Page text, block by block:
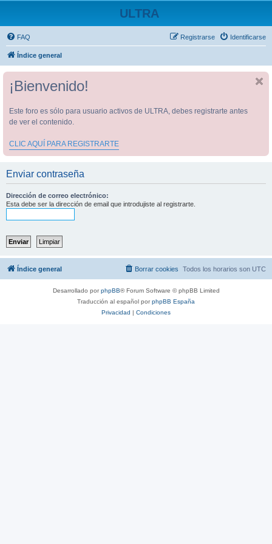
ULTRA
FAQ Identificarse
Registrarse
Índice general
¡Bienvenido!
Este foro es sólo para usuario activos de ULTRA, debes registrarte antes
de ver el contenido.
CLIC AQUÍ PARA REGISTRARTE
Enviar contraseña
Dirección de correo electrónico:
Esta debe ser la dirección de email que introdujiste al registrarte.
Índice general Todos los horarios son UTC
Borrar cookies
Desarrollado porphpBB® Forum Software © phpBB Limited
Traducción al español porphpBB España
Privacidad | Condiciones